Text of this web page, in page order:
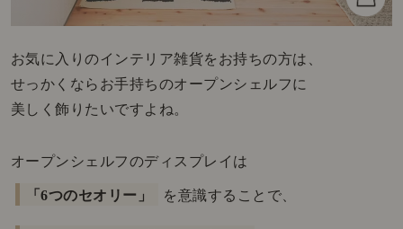
お気に入りのインテリア雑貨をお持ちの方は、
せっかくならお手持ちのオープンシェルフに
美しく飾りたいですよね。
オープンシェルフのディスプレイは
「6つのセオリー」 を意識することで、